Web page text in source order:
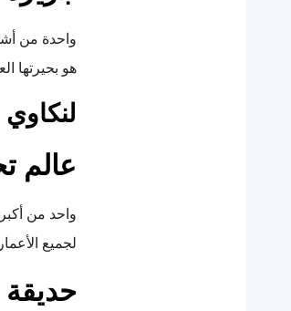
واحدة من
هو بحيرتها
لنكاوي
عالم
لجميع
حديقة